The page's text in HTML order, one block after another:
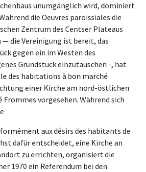
unumgänglich wird, dominiert
die Oeuvres paroissiales die
Zentrum des Centser Plateaus
die Vereinigung ist bereit, das
gegen ein im Westen des
Grundstück einzutauschen -, hat
des habitations à bon marché
einer Kirche am nord-östlichen
Frommes vorgesehen. Während sich
aux désirs des habitants de
dafür entscheidet, eine Kirche an
zu errichten, organisiert die
1970 ein Referendum bei den